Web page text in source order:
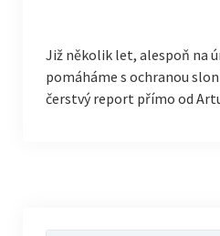
Již několik let, alespoň na
pomáháme s ochranou
čerstvý report přímo od